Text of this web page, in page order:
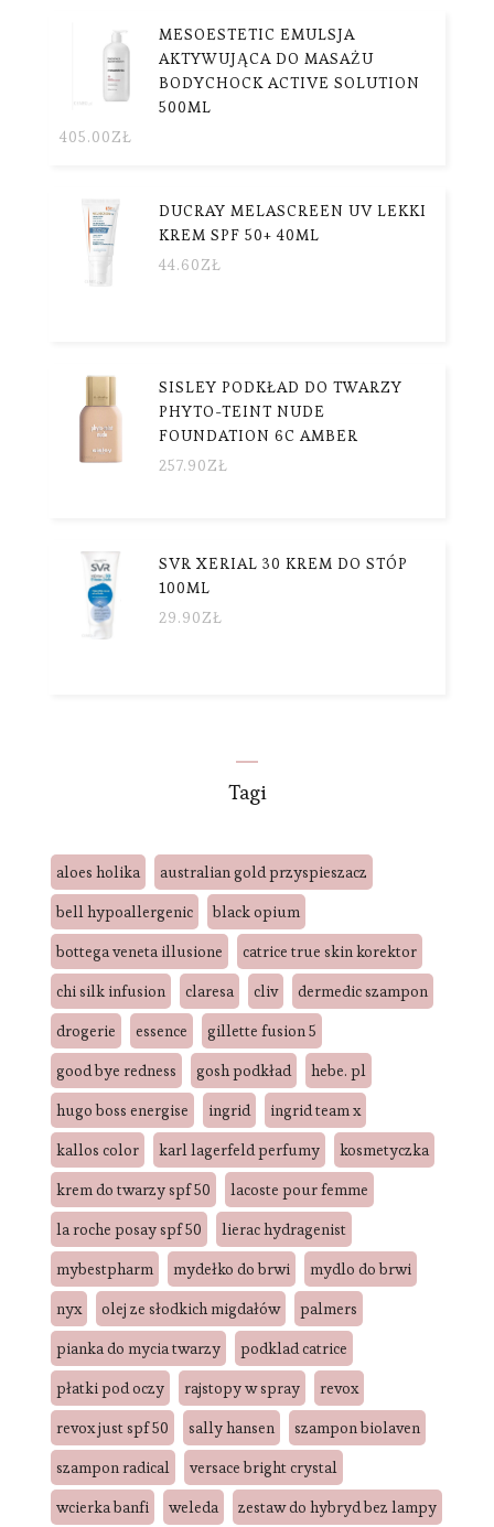
MESOESTETIC EMULSJA
AKTYWUJĄCA DO MASAŻU
BODYCHOCK ACTIVE SOLUTION
500ML
405.00ZŁ
DUCRAY MELASCREEN UV LEKKI
KREM SPF 50+ 40ML
44.60ZŁ
SISLEY PODKŁAD DO TWARZY
PHYTO-TEINT NUDE
FOUNDATION 6C AMBER
257.90ZŁ
SVR XERIAL 30 KREM DO STÓP
100ML
29.90ZŁ
Tagi
aloes holika
australian gold przyspieszacz
bell hypoallergenic
black opium
bottega veneta illusione
catrice true skin korektor
chi silk infusion
claresa cliv
dermedic szampon
drogerie
essence
gillette fusion 5
good bye redness
gosh podkład
hebe. pl
hugo boss energise
ingrid
ingrid team x
kallos color
karl lagerfeld perfumy
kosmetyczka
krem do twarzy spf 50
lacoste pour femme
la roche posay spf 50
lierac hydragenist
mybestpharm
mydełko do brwi
mydlo do brwi
nyx
olej ze słodkich migdałów
palmers
pianka do mycia twarzy
podklad catrice
płatki pod oczy
rajstopy w spray
revox
revox just spf 50
sally hansen
szampon biolaven
szampon radical
versace bright crystal
wcierka banfi
weleda zestaw do hybryd bez lampy